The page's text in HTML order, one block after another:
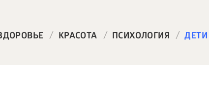
/ КРАСОТА / ПСИХОЛОГИЯ / ДЕТИ